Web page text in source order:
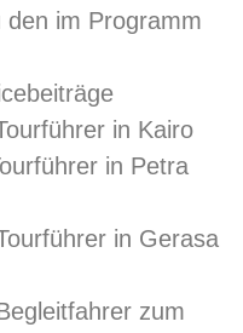
im Programm
in Kairo
in Petra
in Gerasa
zum